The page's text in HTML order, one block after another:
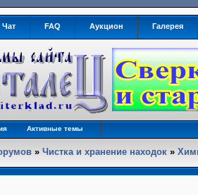
Чат FAQ Аукцион Галерея
Активные темы
»Чистка и хранение находок »